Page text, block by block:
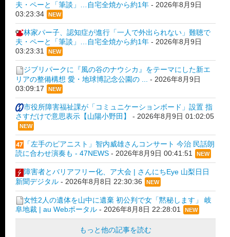
夫・ペーと「筆談」…自宅全焼から約1年 - 2026年8月9日
03:23:34
NEW
林家パー子、認知症が進行「一人で外出られない」難聴で
夫・ペーと「筆談」…自宅全焼から約1年 - 2026年8月9日
03:23:31
NEW
ジブリパークに『風の谷のナウシカ』をテーマにした新エ
リアの整備構想 愛・地球博記念公園の ...
- 2026年8月9日
03:09:17
NEW
市役所障害福祉課が「コミュニケーションボード」設置 指
さすだけで意思表示【山陽小野田】
- 2026年8月9日 01:02:05
NEW
「左手のピアニスト」智内威雄さんコンサート 今治 民話朗
読に合わせ演奏も - 47NEWS - 2026年8月9日 00:41:51 NEW
障害者とバリアフリー化、ア大会 | さんにちEye 山梨日日
新聞デジタル - 2026年8月8日 22:30:36 NEW
女性2人の遺体を山中に遺棄 初公判で女「黙秘します」 岐
阜地裁 | au Webポータル - 2026年8月8日 22:28:01 NEW
もっと他の記事を読む